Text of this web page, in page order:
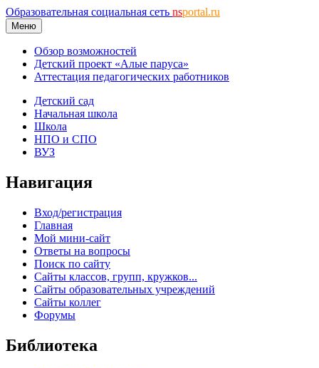
Образовательная социальная сеть nsportal.ru
Меню
Обзор возможностей
Детский проект «Алые паруса»
Аттестация педагогических работников
Детский сад
Начальная школа
Школа
НПО и СПО
ВУЗ
Навигация
Вход/регистрация
Главная
Мой мини-сайт
Ответы на вопросы
Поиск по сайту
Сайты классов, групп, кружков...
Сайты образовательных учреждений
Сайты коллег
Форумы
Библиотека